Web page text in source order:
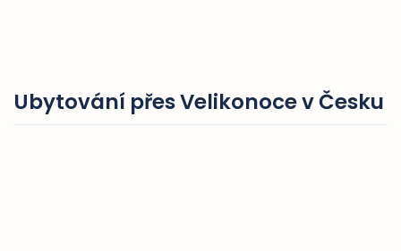
Ubytování přes Velikonoce v Česku